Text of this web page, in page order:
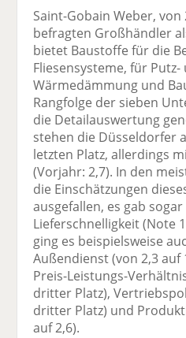
Saint-Gobain Weber, von
befragten Großhändler
bietet Baustoffe für die
Fliesensysteme, für
Wärmedämmung und
Rangfolge der sieben
die Detailauswertung
stehen die Düsseldorfer
letzten Platz, allerdings
(Vorjahr: 2,7). In den
die Einschätzungen
ausgefallen, es gab
Lieferschnelligkeit (Note
ging es beispielsweise
Außendienst (von 2,3 auf
Preis-Leistungs-
dritter Platz),
dritter Platz) und
auf 2,6).